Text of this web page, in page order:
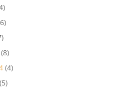
(8)
(4)
(5)